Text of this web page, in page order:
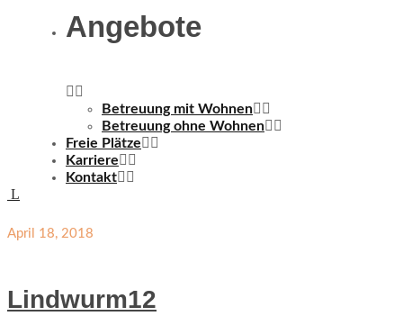
Angebote
Betreuung mit Wohnen
Betreuung ohne Wohnen
Freie Plätze
Karriere
Kontakt
April 18, 2018
Lindwurm12